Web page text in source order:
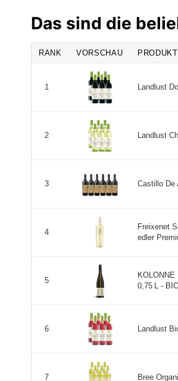
Das sind die
RANK VORSCHAU PRODUKT
1 Landlust
2 Landlust
3 Castillo De
4
Freixenet
edler
5
0,75 L -
6 Landlust
7 Bree